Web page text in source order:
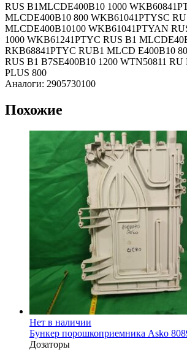
RUS B1MLCDE400B10 1000
MLCDE400B10 800 WKB61041PTYSC
MLCDE400B10100 WKB61041PTYAN
1000 WKB61241PTYC RUS B1
RKB68841PTYC RUB1 MLCD E400B10
RUS B1 B7SE400B10 1200 WTN50811
PLUS 800
Аналоги: 2905730100
Похожие
Нет в наличии
Бункер порошкоприемника Asko
Дозаторы